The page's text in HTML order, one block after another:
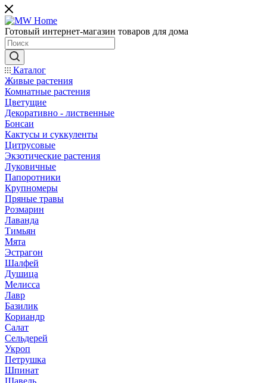
Готовый интернет-магазин товаров для дома
Каталог
Живые растения
Комнатные растения
Цветущие
Декоративно - лиственные
Бонсаи
Кактусы и суккуленты
Цитрусовые
Экзотические растения
Луковичные
Папоротники
Крупномеры
Пряные травы
Розмарин
Лаванда
Тимьян
Мята
Эстрагон
Шалфей
Душица
Мелисса
Лавр
Базилик
Кориандр
Салат
Сельдерей
Укроп
Петрушка
Шпинат
Щавель